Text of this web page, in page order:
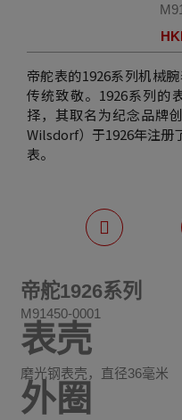
帝舵表的1926系列机械
传统致敬。1926系列的
择，其取名为纪念品牌
Wilsdorf）于1926年注
表。
帝舵1926系列
M91450-0001
表壳
磨光钢表壳，直径36毫米
外圈